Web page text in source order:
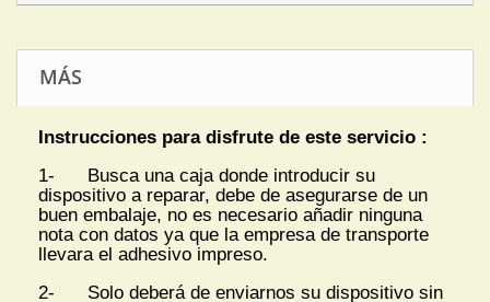
MÁS
Instrucciones para disfrute de este servicio :
1- Busca una caja donde introducir su
dispositivo a reparar, debe de asegurarse de un
buen embalaje, no es necesario añadir ninguna
nota con datos ya que la empresa de transporte
llevara el adhesivo impreso.
2- Solo deberá de enviarnos su dispositivo sin